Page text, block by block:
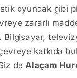
oyuncak gibi
zararlı
Bilgisayar,
katkıda
deAlaçam